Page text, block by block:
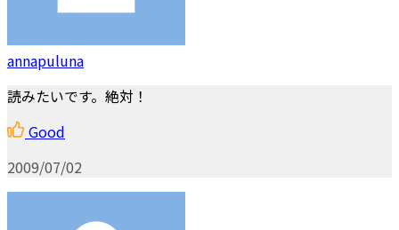
annapuluna
読みたいです。絶対！
Good
2009/07/02